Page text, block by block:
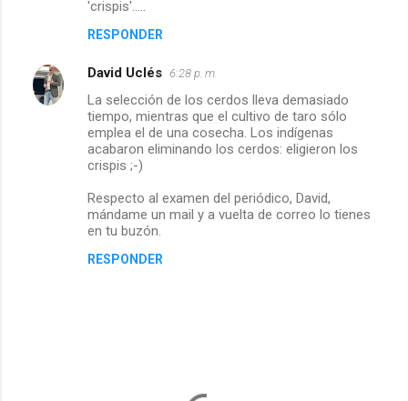
'crispis'.....
RESPONDER
David Uclés 6:28 p. m.
La selección de los cerdos lleva demasiado
tiempo, mientras que el cultivo de taro sólo
emplea el de una cosecha. Los indígenas
acabaron eliminando los cerdos: eligieron los
crispis ;-)
Respecto al examen del periódico, David,
mándame un mail y a vuelta de correo lo tienes
en tu buzón.
RESPONDER